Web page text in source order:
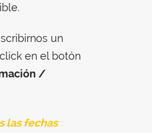
un
en el botón
/
las fechas